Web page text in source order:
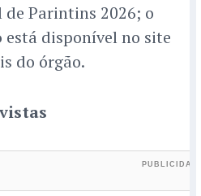
Parintins 2026; o
está disponível no site
do órgão.